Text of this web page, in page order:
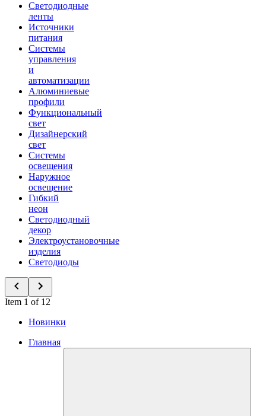
Светодиодные
ленты
Источники
питания
Системы
управления
и
автоматизации
Алюминиевые
профили
Функциональный
свет
Дизайнерский
свет
Системы
освещения
Наружное
освещение
Гибкий
неон
Светодиодный
декор
Электроустановочные
изделия
Светодиоды
Item 1 of 12
Новинки
Главная